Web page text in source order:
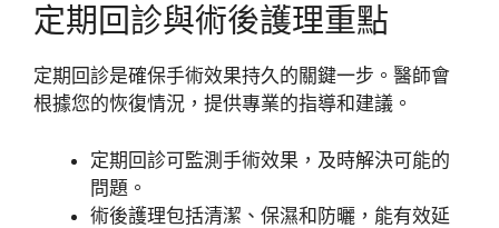
定期回診與術後護理重點
定期回診是確保手術效果持久的關鍵一步。醫師會
根據您的恢復情況，提供專業的指導和建議。
定期回診可監測手術效果，及時解決可能的
問題。
術後護理包括清潔、保濕和防曬，能有效延